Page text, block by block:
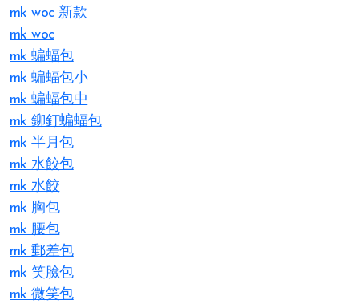
mk woc 新款
mk woc
mk 蝙蝠包
mk 蝙蝠包小
mk 蝙蝠包中
mk 鉚釘蝙蝠包
mk 半月包
mk 水餃包
mk 水餃
mk 胸包
mk 腰包
mk 郵差包
mk 笑臉包
mk 微笑包